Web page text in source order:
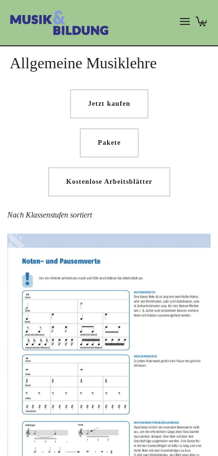
0
Allgemeine Musiklehre
Jetzt kaufen
Pakete
Kostenlose Arbeitsblätter
Nach Klassenstufen sortiert